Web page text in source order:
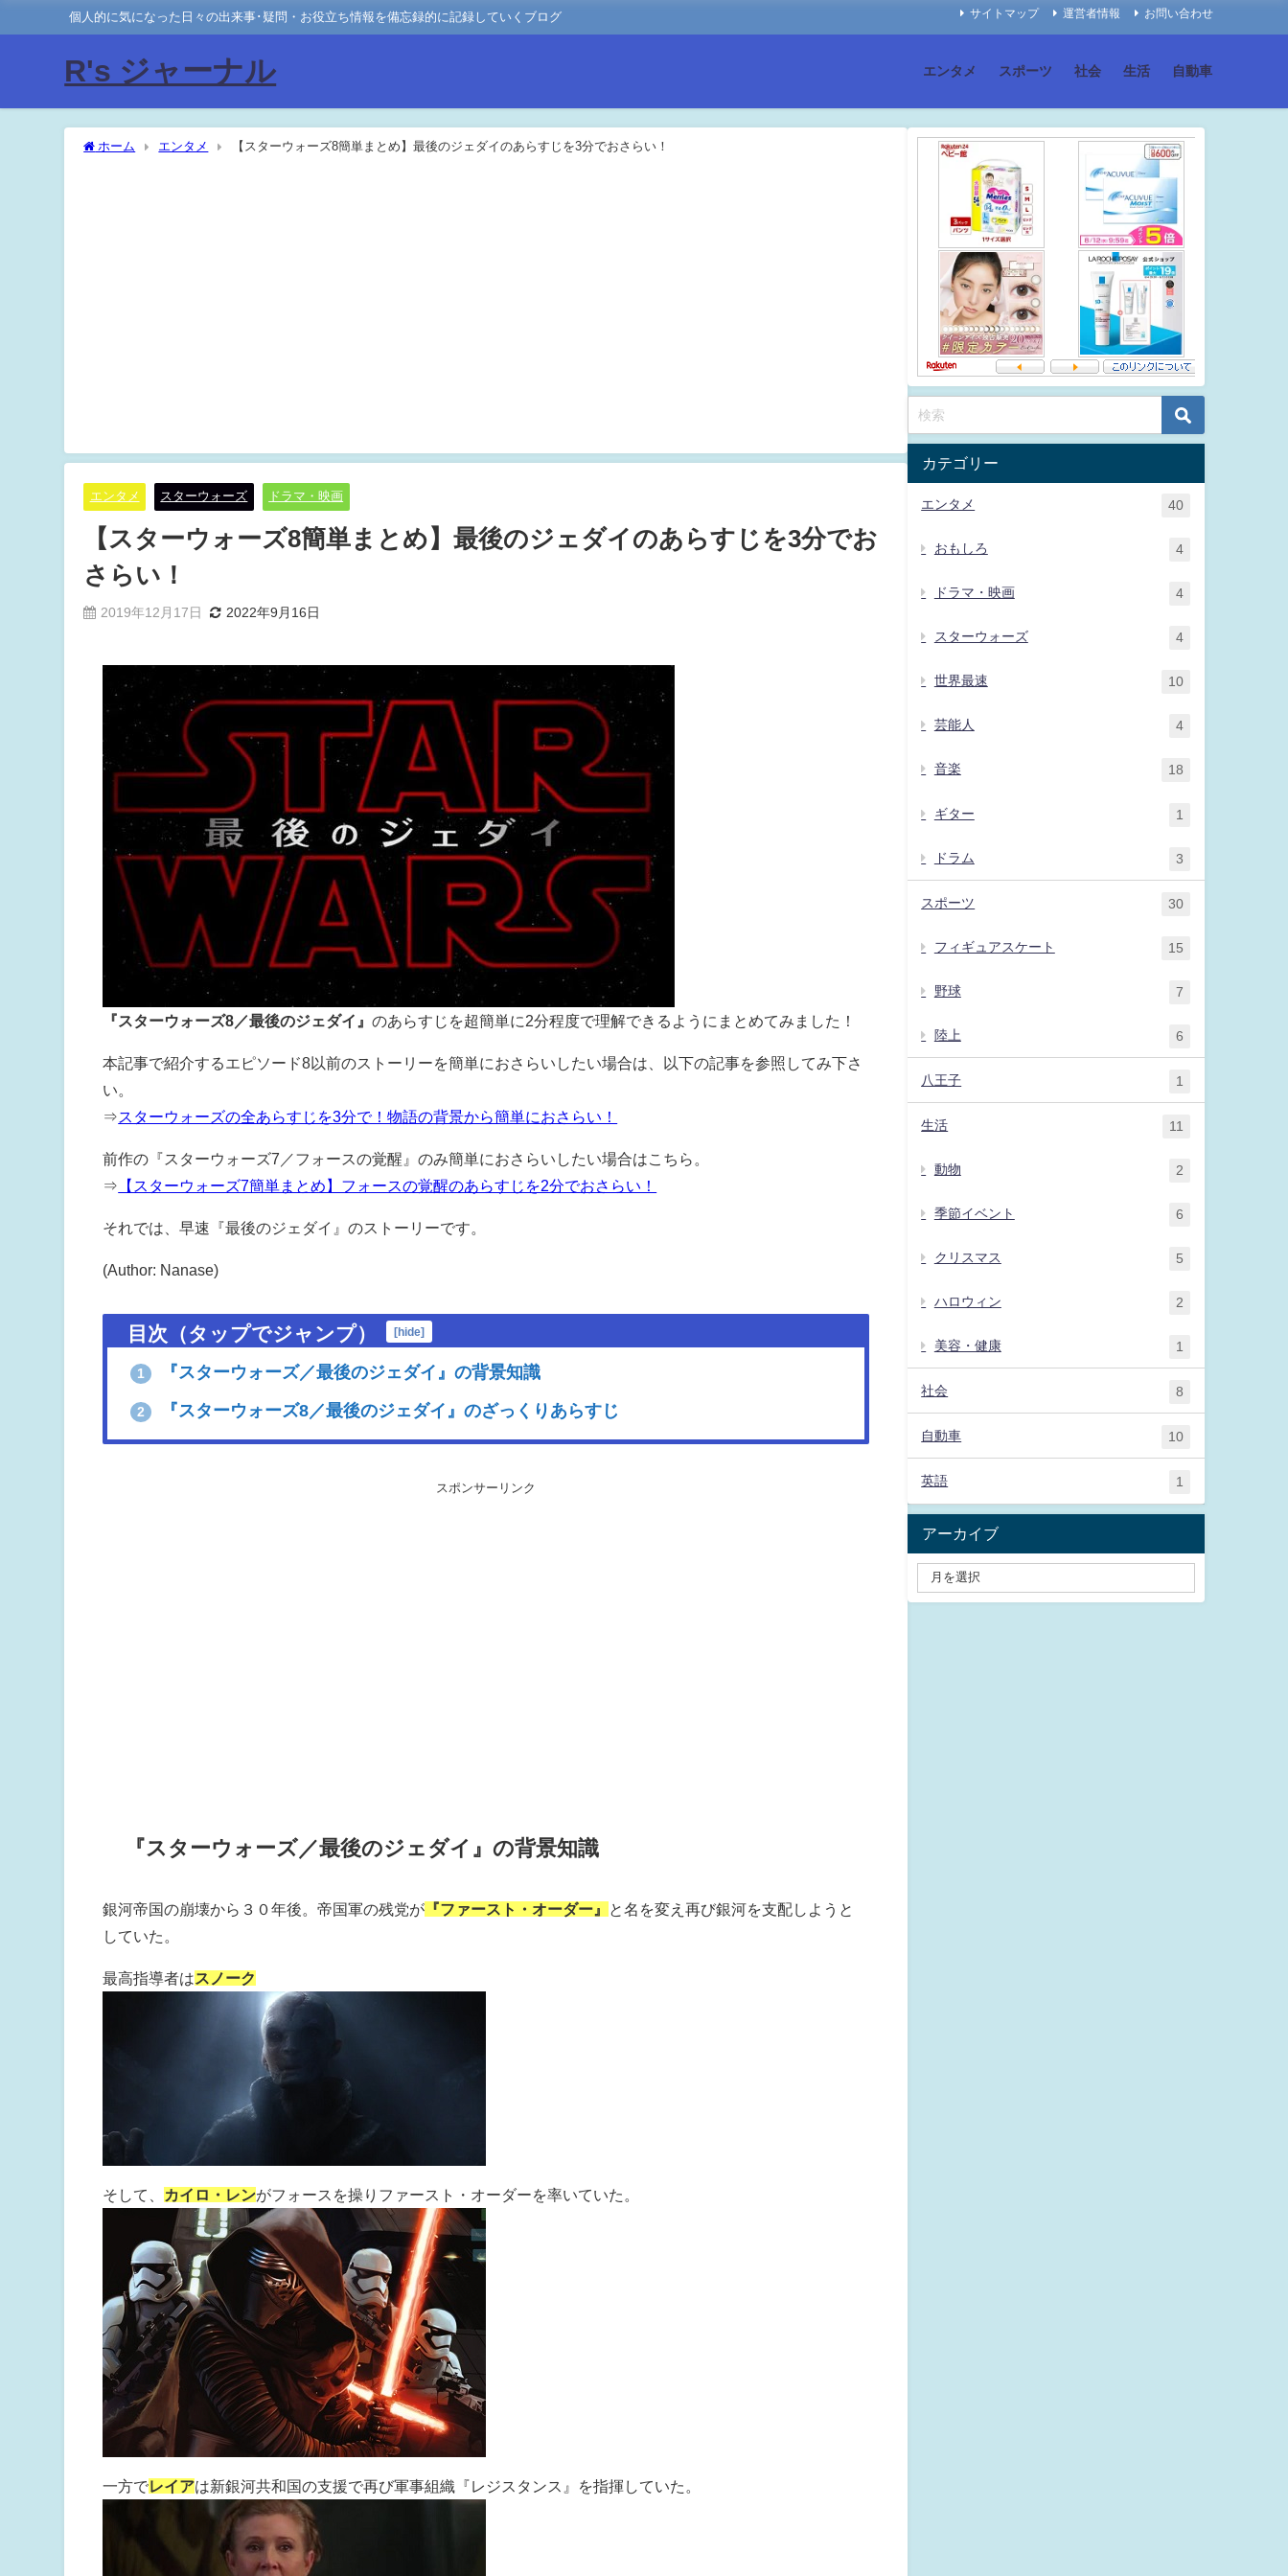
個人的に気になった日々の出来事･疑問・お役立ち情報を備忘録的に記録していくブログ サイトマップ 運営者情報 お問い合わせ
R's ジャーナル エンタメ スポーツ 社会 生活 自動車
ホーム エンタメ 【スターウォーズ8簡単まとめ】最後のジェダイのあらすじを3分でおさらい！
エンタメ スターウォーズ ドラマ・映画
【スターウォーズ8簡単まとめ】最後のジェダイのあらすじを3分でお
さらい！
2019年12月17日 2022年9月16日
『スターウォーズ8／最後のジェダイ』のあらすじを超簡単に2分程度で理解できるようにまとめてみました！
本記事で紹介するエピソード8以前のストーリーを簡単におさらいしたい場合は、以下の記事を参照してみ下さ
い。
⇒スターウォーズの全あらすじを3分で！物語の背景から簡単におさらい！
前作の『スターウォーズ7／フォースの覚醒』のみ簡単におさらいしたい場合はこちら。
⇒ 【スターウォーズ7簡単まとめ】フォースの覚醒のあらすじを2分でおさらい！
それでは、早速『最後のジェダイ』のストーリーです。
(Author: Nanase)
目次（タップでジャンプ） [hide]
1 『スターウォーズ／最後のジェダイ』の背景知識
2 『スターウォーズ8／最後のジェダイ』のざっくりあらすじ
スポンサーリンク
『スターウォーズ／最後のジェダイ』の背景知識
銀河帝国の崩壊から３０年後。帝国軍の残党が 『ファースト・オーダー』
と名を変え再び銀河を支配しようと
していた。
最高指導者はスノーク
そして、 カイロ・レンがフォースを操りファースト・オーダーを率いていた。
一方でレイアは新銀河共和国の支援で再び軍事組織『レジスタンス』を指揮していた。
カテゴリー
エンタメ 40
おもしろ 4
ドラマ・映画 4
スターウォーズ 4
世界最速 10
芸能人 4
音楽 18
ギター 1
ドラム 3
スポーツ 30
フィギュアスケート 15
野球 7
陸上 6
八王子 1
生活 11
動物 2
季節イベント 6
クリスマス 5
ハロウィン 2
美容・健康 1
社会 8
自動車 10
英語 1
アーカイブ